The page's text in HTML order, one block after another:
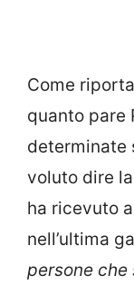
Come
quanto pare
determinate
voluto dire
ha ricevuto
nell’ultima
persone che